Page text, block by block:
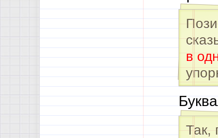
в
Так,